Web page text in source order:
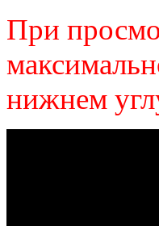
При
нижнем